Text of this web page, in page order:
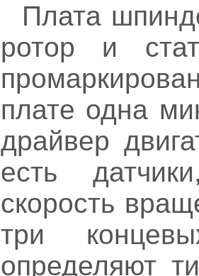
Плата
ротор и
плате одна
драйвер
есть
скорость
три
определяют